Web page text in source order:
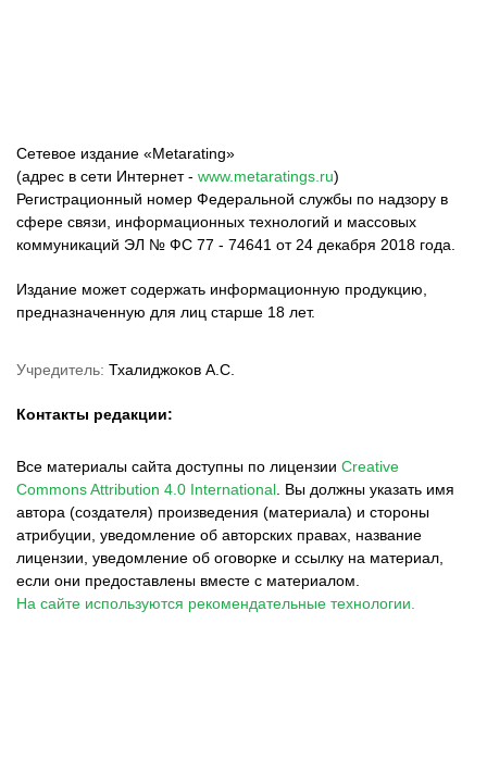
Сетевое издание «Metarating»
(адрес в сети Интернет - www.metaratings.ru)
Регистрационный номер Федеральной службы по надзору в
сфере связи, информационных технологий и массовых
коммуникаций ЭЛ № ФС 77 - 74641 от 24 декабря 2018 года.
Издание может содержать информационную продукцию,
предназначенную для лиц старше 18 лет.
Учредитель: Тхалиджоков А.С.
Контакты редакции:
Все материалы сайта доступны по лицензии Creative
Commons Attribution 4.0 International Вы должны указать имя
автора (создателя) произведения (материала) и стороны
атрибуции, уведомление об авторских правах, название
лицензии, уведомление об оговорке и ссылку на материал,
если они предоставлены вместе с материалом.
На сайте используются рекомендательные технологии.